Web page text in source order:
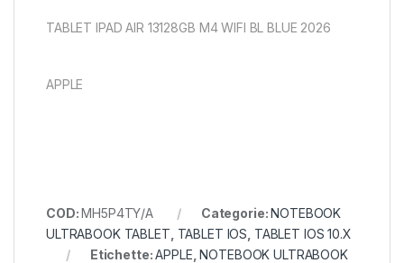
TABLET IPAD AIR 13128GB M4 WIFI BL BLUE 2026
APPLE
COD:MH5P4TY/A Categorie:NOTEBOOK
ULTRABOOK TABLET TABLET IOS TABLET IOS 10.X
Etichette:APPLE ,NOTEBOOK ULTRABOOK